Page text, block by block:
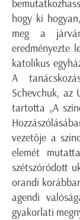
hogy ki
meg a
eredményezte
katolikus
A
Schevchuk, az
tartotta „A
vezetője a
elemét
szétszóródott
orandi
agendi
gyakorlati